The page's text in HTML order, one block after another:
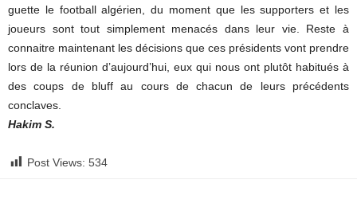
guette le football algérien, du moment que les supporters et les
joueurs sont tout simplement menacés dans leur vie. Reste à
connaitre maintenant les décisions que ces présidents vont prendre
lors de la réunion d’aujourd’hui, eux qui nous ont plutôt habitués à
des coups de bluff au cours de chacun de leurs précédents
conclaves.
Hakim S.
Post Views: 534